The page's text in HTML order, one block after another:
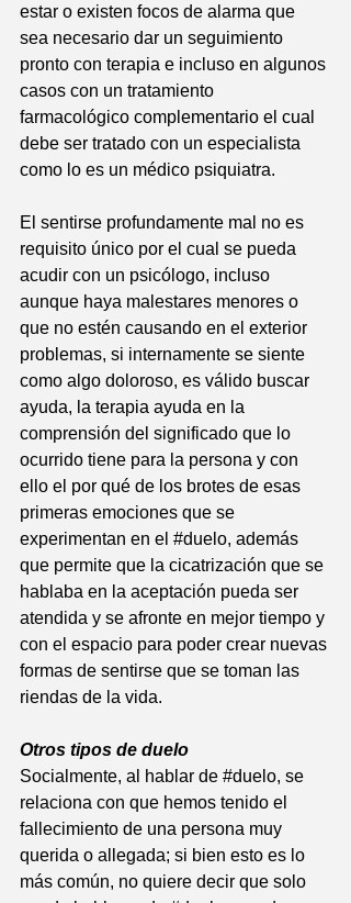
estar o existen focos de alarma que
sea necesario dar un seguimiento
pronto con terapia e incluso en algunos
casos con un tratamiento
farmacológico complementario el cual
debe ser tratado con un especialista
como lo es un médico psiquiatra.
El sentirse profundamente mal no es
requisito único por el cual se pueda
acudir con un psicólogo, incluso
aunque haya malestares menores o
que no estén causando en el exterior
problemas, si internamente se siente
como algo doloroso, es válido buscar
ayuda, la terapia ayuda en la
comprensión del significado que lo
ocurrido tiene para la persona y con
ello el por qué de los brotes de esas
primeras emociones que se
experimentan en el #duelo, además
que permite que la cicatrización que se
hablaba en la aceptación pueda ser
atendida y se afronte en mejor tiempo y
con el espacio para poder crear nuevas
formas de sentirse que se toman las
riendas de la vida.
Otros tipos de duelo
Socialmente, al hablar de #duelo, se
relaciona con que hemos tenido el
fallecimiento de una persona muy
querida o allegada; si bien esto es lo
más común, no quiere decir que solo